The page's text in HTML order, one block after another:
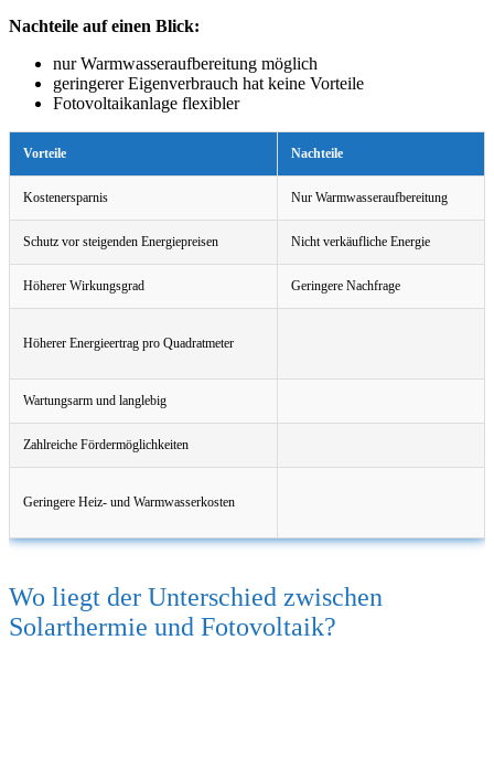
Nachteile auf einen Blick:
nur Warmwasseraufbereitung möglich
geringerer Eigenverbrauch hat keine Vorteile
Fotovoltaikanlage flexibler
Vorteile Nachteile
Kostenersparnis Nur Warmwasseraufbereitung
Schutz vor steigenden Energiepreisen Nicht verkäufliche Energie
Höherer Wirkungsgrad Geringere Nachfrage
Höherer Energieertrag pro Quadratmeter
Wartungsarm und langlebig
Zahlreiche Fördermöglichkeiten
Geringere Heiz- und Warmwasserkosten
Wo liegt der Unterschied zwischen
Solarthermie und Fotovoltaik?